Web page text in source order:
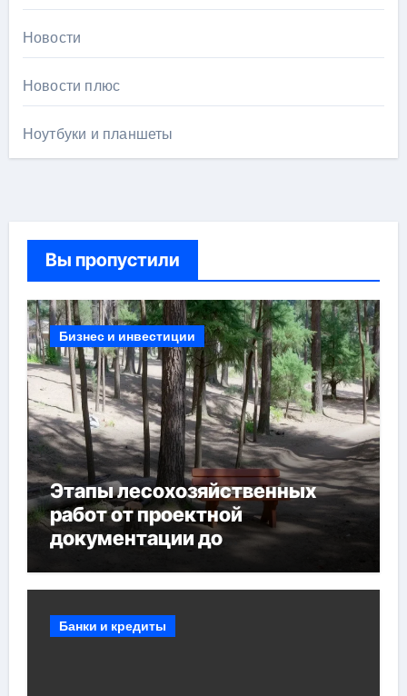
Новости
Новости плюс
Ноутбуки и планшеты
Вы пропустили
Бизнес и инвестиции
Этапы лесохозяйственных
работ от проектной
документации до
мероприятий и обустройства
Банки и кредиты